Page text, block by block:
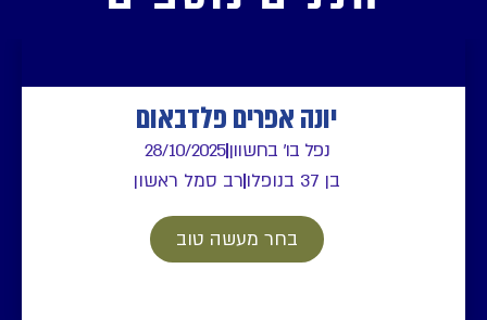
יונה אפרים פלדבאום
נפל בו' בחשוון28/10/2025
בן 37 בנופלו
רב סמל ראשון
בחר מעשה טוב